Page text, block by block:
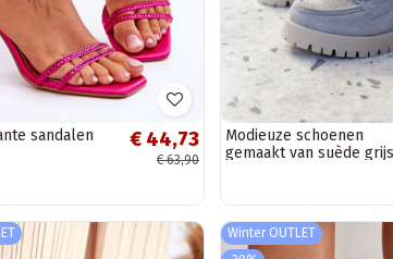
sandalen
€ 44,73
€ 63,90
Modieuze schoenen
gemaakt van suède grijs
Winter OUTLET